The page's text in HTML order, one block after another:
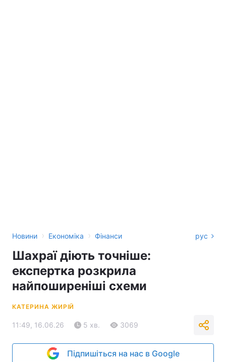
Новини › Економіка › Фінанси рус
Шахраї діють точніше:
експертка розкрила
найпоширеніші схеми
КАТЕРИНА ЖИРІЙ
11:49, 16.06.26 5 хв. 3069
Підпишіться на нас в Google